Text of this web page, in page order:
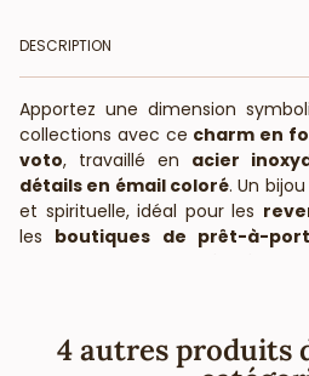
DESCRIPTION
Apportez une dimension
collections avec ce charm en
voto, travaillé en acier
détails en émail coloré. Un
et spirituelle, idéal pour les
les boutiques de prêt-à-
instituts
Matière :acier inoxydable doré
4 autres produits